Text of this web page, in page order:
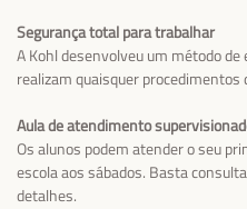
Segurança total para trabalhar
A Kohl desenvolveu um método
realizam quaisquer
Aula de atendimento
Os alunos podem atender o seu
escola aos sábados. Basta
detalhes.